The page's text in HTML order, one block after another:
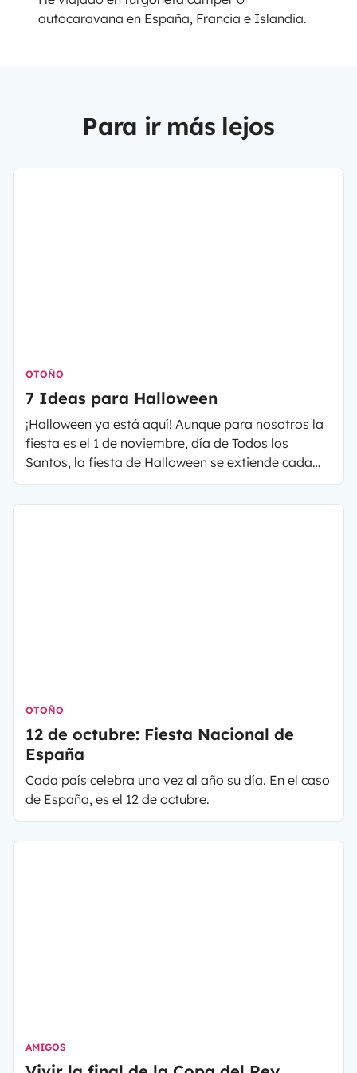
autocaravana en España, Francia e Islandia.
Para ir más lejos
OTOÑO
7 Ideas para Halloween
¡Halloween ya está aquí! Aunque para nosotros la
fiesta es el 1 de noviembre, día de Todos los
Santos, la fiesta de Halloween se extiende cada
año en nuestro país y se celebra la noche del 31 de
OTOÑO
12 de octubre: Fiesta Nacional de
España
Cada país celebra una vez al año su día. En el caso
de España, es el 12 de octubre.
AMIGOS